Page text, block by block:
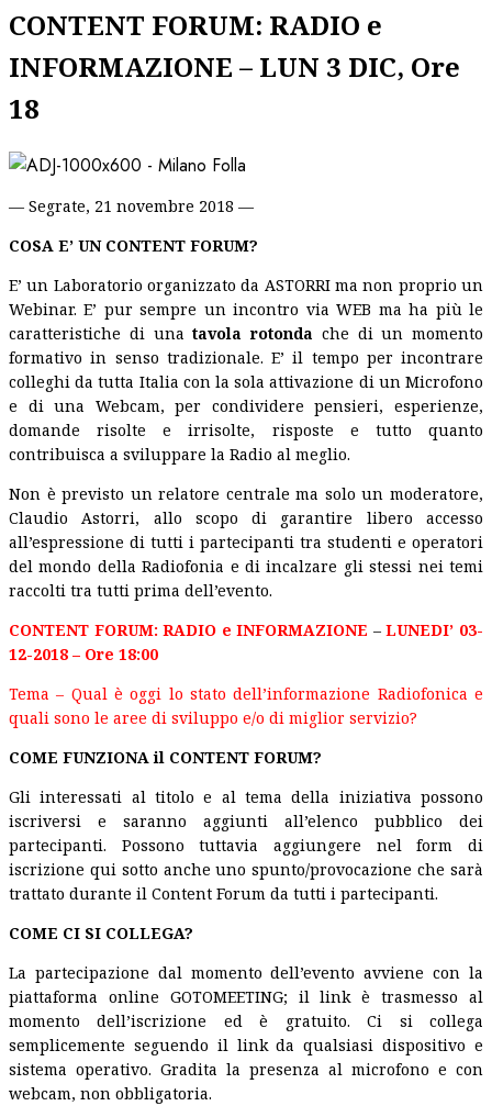
CONTENT FORUM: RADIO e
INFORMAZIONE – LUN 3 DIC, Ore
18
— Segrate, 21 novembre 2018 —
COSA E’ UN CONTENT FORUM?
E’ un Laboratorio organizzato da ASTORRI ma non proprio un
Webinar. E’ pur sempre un incontro via WEB ma ha più le
caratteristiche di unatavola rotonda che di un momento
formativo in senso tradizionale. E’ il tempo per incontrare
colleghi da tutta Italia con la sola attivazione di un Microfono
e di una Webcam, per condividere pensieri, esperienze,
domande risolte e irrisolte, risposte e tutto quanto
contribuisca a sviluppare la Radio al meglio.
Non è previsto un relatore centrale ma solo un moderatore,
Claudio Astorri, allo scopo di garantire libero accesso
all’espressione di tutti i partecipanti tra studenti e operatori
del mondo della Radiofonia e di incalzare gli stessi nei temi
raccolti tra tutti prima dell’evento.
CONTENT FORUM: RADIO e INFORMAZIONE –LUNEDI’ 03-
12-2018 – Ore 18:00
Tema – Qual è oggi lo stato dell’informazione Radiofonica e
quali sono le aree di sviluppo e/o di miglior servizio?
COME FUNZIONA il CONTENT FORUM?
Gli interessati al titolo e al tema della iniziativa possono
iscriversi e saranno aggiunti all’elenco pubblico dei
partecipanti. Possono tuttavia aggiungere nel form di
iscrizione qui sotto anche uno spunto/provocazione che sarà
trattato durante il Content Forum da tutti i partecipanti.
COME CI SI COLLEGA?
La partecipazione dal momento dell’evento avviene con la
piattaforma online GOTOMEETING; il link è trasmesso al
momento dell’iscrizione ed è gratuito. Ci si collega
semplicemente seguendo il link da qualsiasi dispositivo e
sistema operativo. Gradita la presenza al microfono e con
webcam, non obbligatoria.